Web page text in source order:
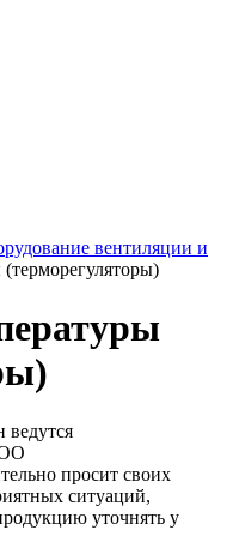
вентиляции и
ведутся
просит своих
ситуаций,
уточнять у